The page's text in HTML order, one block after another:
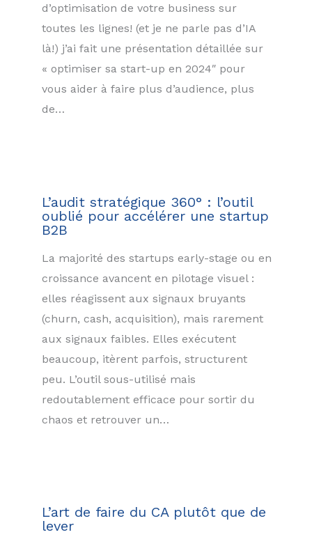
d’optimisation de votre business sur
toutes les lignes! (et je ne parle pas d’IA
là!) j’ai fait une présentation détaillée sur
« optimiser sa start-up en 2024″ pour
vous aider à faire plus d’audience, plus
de…
L’audit stratégique 360° : l’outil
oublié pour accélérer une startup
B2B
La majorité des startups early-stage ou en
croissance avancent en pilotage visuel :
elles réagissent aux signaux bruyants
(churn, cash, acquisition), mais rarement
aux signaux faibles. Elles exécutent
beaucoup, itèrent parfois, structurent
peu. L’outil sous-utilisé mais
redoutablement efficace pour sortir du
chaos et retrouver un…
L’art de faire du CA plutôt que de
lever